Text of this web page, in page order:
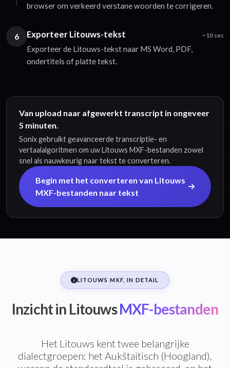
browser om verkeerd verstane woorden te corrigeren.
6 Exporteer Litouws-tekst ~10 sec
Exporteer de Litouws-tekst naar MS Word, PDF,
ondertitels of platte tekst.
Van upload naar afgewerkt transcript in ongeveer
5 minuten.
Sonix gebruikt geavanceerde transcriptie- en
vertaalalgoritmen om uw Litouws MXF-bestanden zowel
snel als nauwkeurig naar tekst te converteren.
Begin met het converteren van Litouws
MXF-bestanden naar tekst
LITOUWS MXF, IN DETAIL
Inzicht in LitouwsMXF-bestanden
Het Litouws kent twee belangrijke
dialectgroepen: het Aukštaitisch (Hoogland),